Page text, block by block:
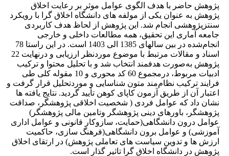
پژوهش حاضر با هدف الگوی عوامل موثر بر رعایت اخلاق
پژوهش به عنوان یکی از مولفه های دانشگاه اخلاق گرا با رویکرد
سنتزپژوهشی انجام شد. این پژوهش از لحاظ هدف کاربردی
جامعه آماری این تحقیق، همه مطالعات داخلی و خارجی
انجام‌شده در بین سالهای 1385 الی 1403 است. در این راستا 78
اسناد و مقالات مرتبط با موضوع موردنظر ارزیابی و درنهایت 22
پژوهش به‌صورت هدفمند انتخاب شد و با تحلیل محتوا و ترکیب
ادبیات مربوط، درمجموع 60 کد محوری و 10 مقوله کلی طی
فرایند ترکیب نظام‌مند متون شناسایی و مورد‌تحلیل قرار گرفت و
اعتبار آن از طریق آزمون کاپای کوهن تأیید گردید. نتایج یافته ها
نشان داد که عوامل فردی ( شخصیت اخلاقی پژوهشگر، صداقت
پژوهشگر، باورهای دینی پژوهشگر وتامین مالی پژوهشگر)
عوامل درون دانشگاهی(حمایت، سازوکار قانونی و عوامل اداری
آموزشی) و عوامل برون دانشگاهی(فرهنگ سازی، حاکمیت
ارزش ها و تدوین سیاست های تعاملی پژوهش) در ارتقای اخلاق
پژوهش در دانشگاه اخلاق گرا تاثیر گذار است.